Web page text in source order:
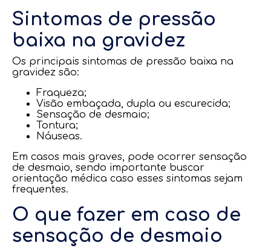
Sintomas de pressão
baixa na gravidez
Os principais sintomas de pressão baixa na
gravidez são:
Fraqueza;
Visão embaçada, dupla ou escurecida;
Sensação de desmaio;
Tontura;
Náuseas.
Em casos mais graves, pode ocorrer sensação
de desmaio, sendo importante buscar
orientação médica caso esses sintomas sejam
frequentes.
O que fazer em caso de
sensação de desmaio